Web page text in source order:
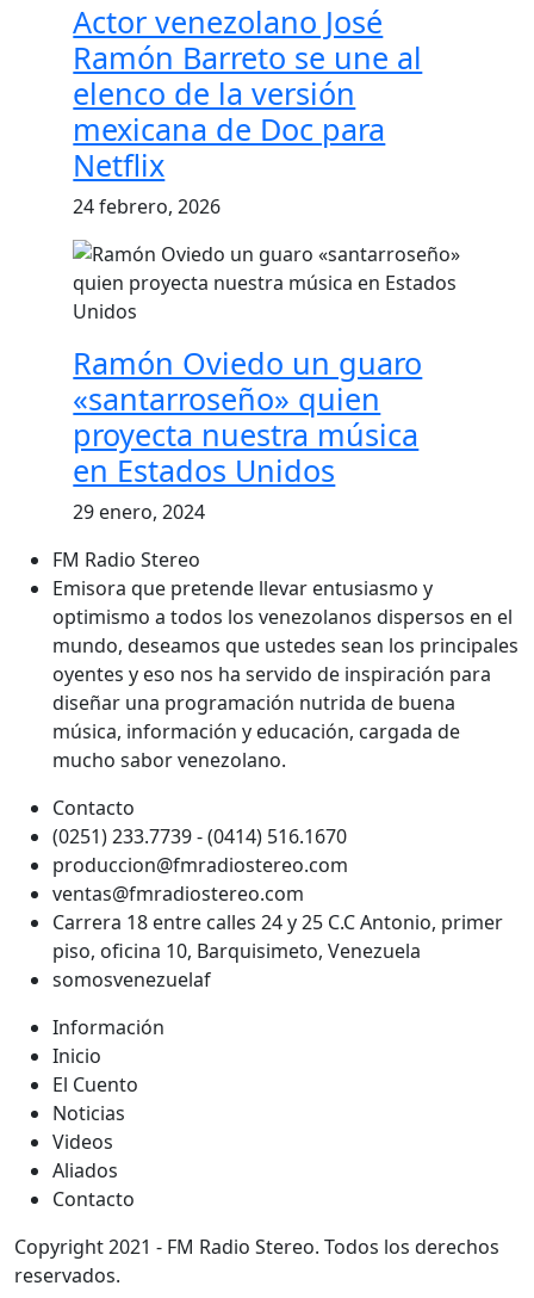
Actor venezolano José
Ramón Barreto se une al
elenco de la versión
mexicana de Doc para
Netflix
24 febrero, 2026
Ramón Oviedo un guaro
«santarroseño» quien
proyecta nuestra música
en Estados Unidos
29 enero, 2024
FM Radio Stereo
Emisora que pretende llevar entusiasmo y
optimismo a todos los venezolanos dispersos en el
mundo, deseamos que ustedes sean los principales
oyentes y eso nos ha servido de inspiración para
diseñar una programación nutrida de buena
música, información y educación, cargada de
mucho sabor venezolano.
Contacto
(0251) 233.7739 - (0414) 516.1670
produccion@fmradiostereo.com
ventas@fmradiostereo.com
Carrera 18 entre calles 24 y 25 C.C Antonio, primer
piso, oficina 10, Barquisimeto, Venezuela
somosvenezuelaf
Información
Inicio
El Cuento
Noticias
Videos
Aliados
Contacto
Copyright 2021 - FM Radio Stereo. Todos los derechos
reservados.